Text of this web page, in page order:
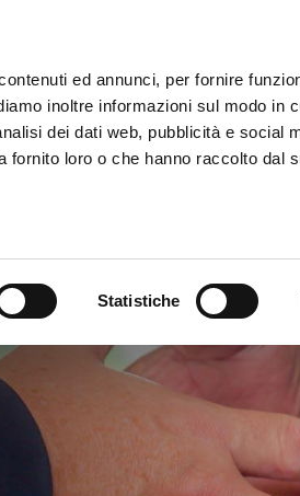
ed annunci, per fornire
inoltre informazioni sul modo in
dei dati web, pubblicità e social
fornito loro o che hanno raccolto dal
Statistiche
A PROPOSITO DI BNI
CONTATTI
EVENTI LINK UTILI